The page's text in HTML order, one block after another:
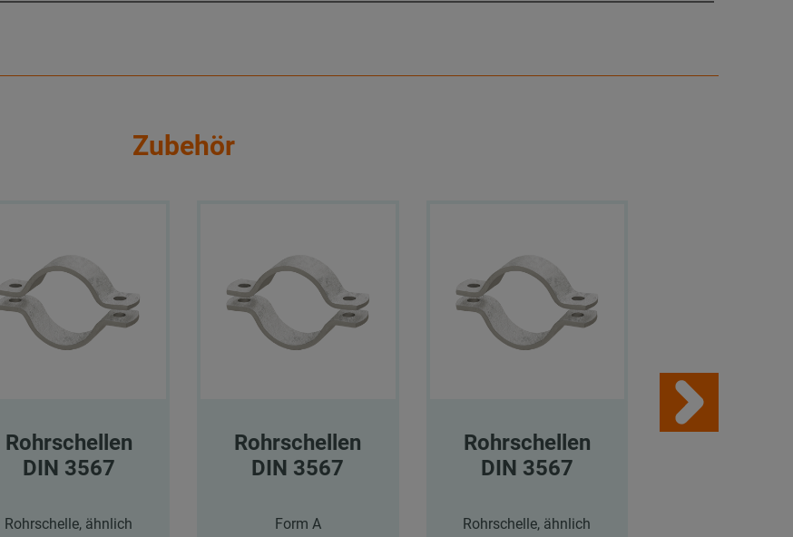
Zubehör
Rohrschellen
DIN 3567
Rohrschelle, ähnlich
Rohrschellen
DIN 3567
Form A
Rohrschellen
DIN 3567
Rohrschelle, ähnlich